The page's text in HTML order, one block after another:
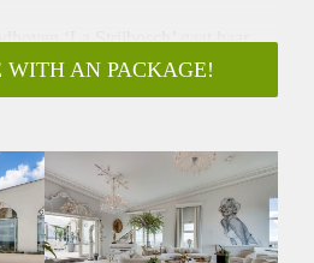
‘La Strijbosch’ gaat haar
(ca. 300 m2) penthouse van
en opvallende details is
Eindhoven. U geniet hier zowel
grote dakterras van een magnifiek
WITH AN PACKAGE!